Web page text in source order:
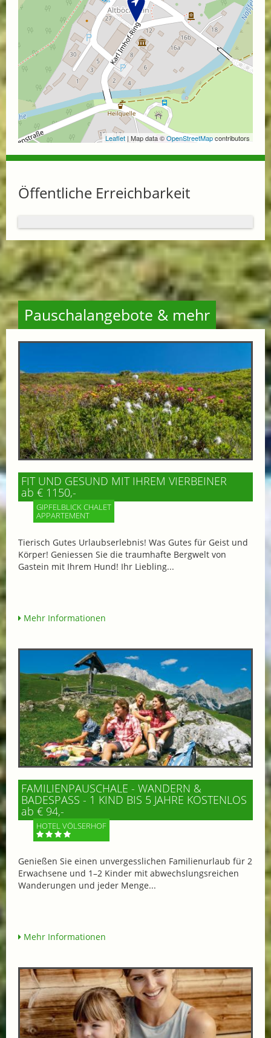
Leaflet | Map data ©OpenStreetMapcontributors
Öffentliche Erreichbarkeit
Pauschalangebote & mehr
FIT UND GESUND MIT IHREM VIERBEINER
ab € 1150,-
GIPFELBLICK CHALET
APPARTEMENT
Tierisch Gutes Urlaubserlebnis! Was Gutes für Geist und
Körper! Geniessen Sie die traumhafte Bergwelt von
Gastein mit Ihrem Hund! Ihr Liebling...
Mehr Informationen
FAMILIENPAUSCHALE - WANDERN &
BADESPASS - 1 KIND BIS 5 JAHRE KOSTENLOS
ab € 94,-
HOTEL VÖLSERHOF
Genießen Sie einen unvergesslichen Familienurlaub für 2
Erwachsene und 1–2 Kinder mit abwechslungsreichen
Wanderungen und jeder Menge...
Mehr Informationen